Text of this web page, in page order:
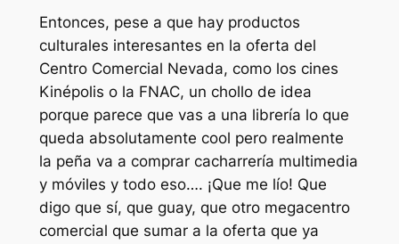
Entonces, pese a que hay productos
culturales interesantes en la oferta del
Centro Comercial Nevada, como los cines
Kinépolis o la FNAC, un chollo de idea
porque parece que vas a una librería lo que
queda absolutamente cool pero realmente
la peña va a comprar cacharrería multimedia
y móviles y todo eso…. ¡Que me lío! Que
digo que sí, que guay, que otro megacentro
comercial que sumar a la oferta que ya